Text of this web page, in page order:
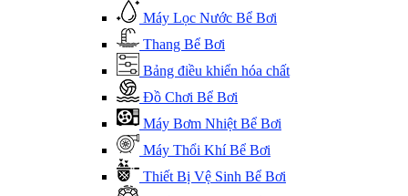
Máy Lọc Nước Bể Bơi
Thang Bể Bơi
Bảng điều khiển hóa chất
Đồ Chơi Bể Bơi
Máy Bơm Nhiệt Bể Bơi
Máy Thổi Khí Bể Bơi
Thiết Bị Vệ Sinh Bể Bơi